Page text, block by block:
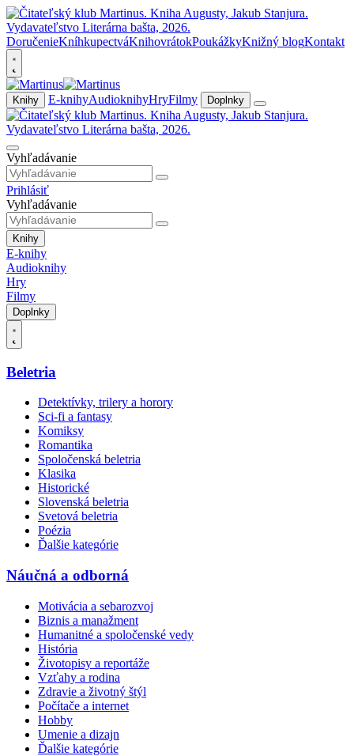
DoručenieKníhkupectváKnihovrátokPoukážkyKnižný blogKontakt
Knihy E-knihyAudioknihyHryFilmy Doplnky
Vyhľadávanie
Prihlásiť
Vyhľadávanie
Knihy
E-knihy
Audioknihy
Hry
Filmy
Doplnky
Beletria
Detektívky, trilery a horory
Sci-fi a fantasy
Komiksy
Romantika
Spoločenská beletria
Klasika
Historické
Slovenská beletria
Svetová beletria
Poézia
Ďalšie kategórie
Náučná a odborná
Motivácia a sebarozvoj
Biznis a manažment
Humanitné a spoločenské vedy
História
Životopisy a reportáže
Vzťahy a rodina
Zdravie a životný štýl
Počítače a internet
Hobby
Umenie a dizajn
Ďalšie kategórie